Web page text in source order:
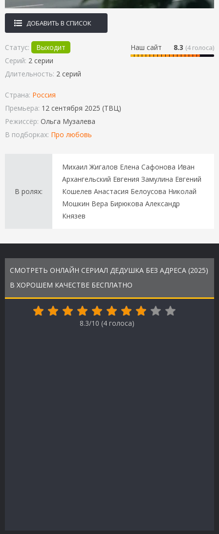
ДОБАВИТЬ В СПИСОК
Наш сайт 8.3 (4голоса)
Статус:
Выходит
Серий: 2 серии
Длительность: 2 серий
Страна: Россия
Премьера: 12 сентября 2025 (ТВЦ)
Режиссёр: Ольга Музалева
В подборках: Про любовь
В ролях:
Михаил Жигалов Елена Сафонова Иван
Архангельский Евгения Замулина Евгений
Кошелев Анастасия Белоусова Николай
Мошкин Вера Бирюкова Александр
Князев
СМОТРЕТЬ ОНЛАЙН СЕРИАЛ ДЕДУШКА БЕЗ АДРЕСА (2025)
В ХОРОШЕМ КАЧЕСТВЕ БЕСПЛАТНО
8.3/10 (4 голоса)